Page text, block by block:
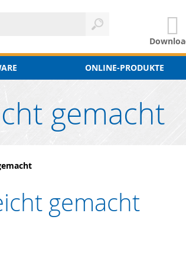
ONLINE-PRODUKTE
gemacht
gemacht